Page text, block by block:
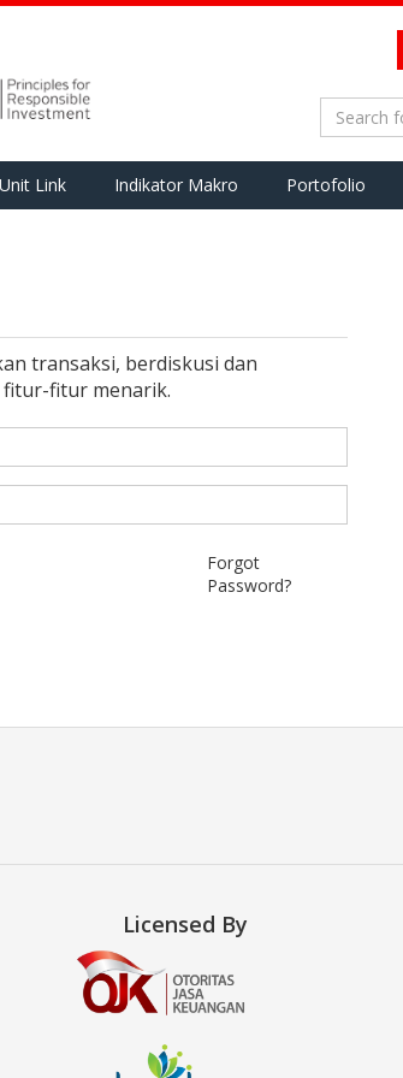
Unit Link Indikator Makro Portofolio
transaksi, berdiskusi dan
fitur-fitur menarik.
Forgot
Password?
Licensed By